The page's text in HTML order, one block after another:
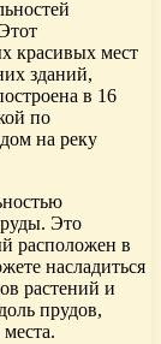
красивых мест
зданий,
в 16
по
на реку
Это
расположен в
насладиться
растений и
прудов,